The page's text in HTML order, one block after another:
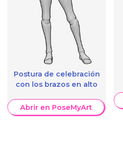
Postura de celebración
con los brazos en alto
Abrir en PoseMyArt